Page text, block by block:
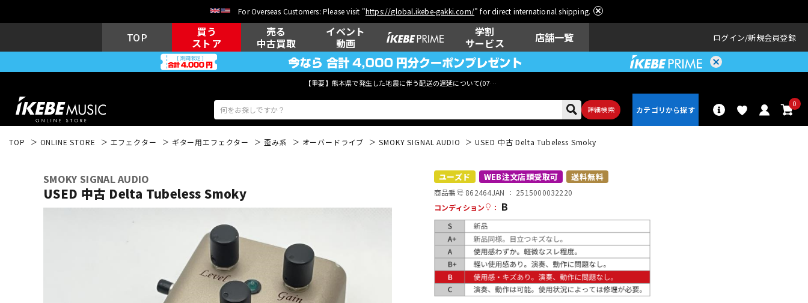
For Overseas Customers: Please visit "https://global.ikebe-gakki.com/" for direct international shipping.
TOP
買う
ストア
売る
中古買取
イベント
動画
学割
サービス
店舗一覧 ログイン 新規会員登録
【重要】熊本県で発生した地震に伴う配送の遅延について(07月29日
詳細検索
0
ウクレレ ドラム
キーボード 電子ピアノ その他楽器
DTM DTM オンラ
イン納品
レコーディン
グ機器
配信/ライブ
機器
TOP ONLINE STORE エフェクター ギター用エフェクター 歪み系 オーバードライブ SMOKY SIGNAL AUDIO USED 中古 Delta Tubeless Smoky
SMOKY SIGNAL AUDIO
USED 中古 Delta Tubeless Smoky
ユーズド WEB注文店頭受取可 送料無料
商品番号 862464JAN ： 2515000032220
コンディション
： B